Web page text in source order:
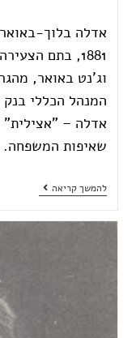
1881, בתם
וג'נט באואר,
המנהל הכללי
אדלה – "אצילית"
שאיפות המשפחה.
להמשך קריאה